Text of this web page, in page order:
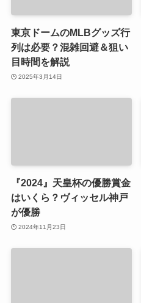
東京ドームのMLBグッズ行
列は必要？混雑回避＆狙い
目時間を解説
2025年3月14日
『2024』天皇杯の優勝賞金
はいくら？ヴィッセル神戸
が優勝
2024年11月23日